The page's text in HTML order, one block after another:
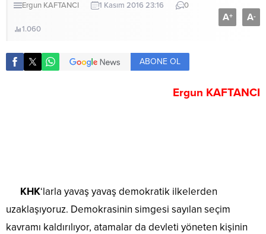
Ergun KAFTANCI 1 Kasım 2016 23:16 0
1.060
A+ A-
ABONE OL
Ergun KAFTANCI
KHK‘larla yavaş yavaş demokratik ilkelerden
uzaklaşıyoruz. Demokrasinin simgesi sayılan seçim
kavramı kaldırılıyor, atamalar da devleti yöneten kişinin